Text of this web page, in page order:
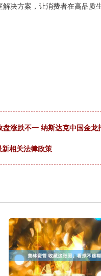
决方案，让消费者在高品质
涨跌不一 纳斯达克中国金龙
相关法律政策